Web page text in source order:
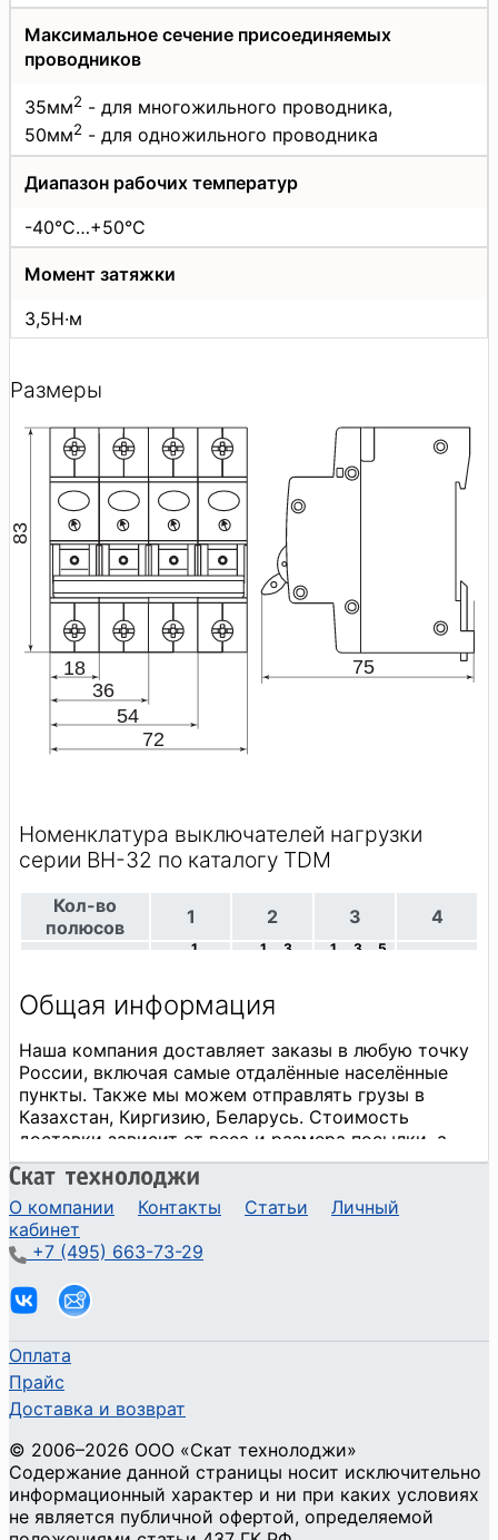
Максимальное сечение присоединяемых
проводников
35мм2 - для многожильного проводника,
50мм2 - для одножильного проводника
Диапазон рабочих температур
-40°C…+50°C
Момент затяжки
3,5Н·м
Размеры
О компании Контакты Статьи
Личный
кабинет
+7 (495) 663-73-29
Оплата
Прайс
Доставка и возврат
© 2006–2026 ООО «Скат технолоджи»
Содержание данной страницы носит исключительно
информационный характер и ни при каких условиях
не является публичной офертой, определяемой